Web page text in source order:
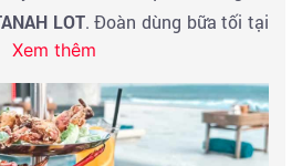
LOT. Đoàn dùng bữa tối tại
và trở về khách sạn tọa lạc tại
vực sầm uất và sôi động nhất ở
quán xá lúc nào cũng đông
lúc nào cũng tấp nập… đúng kiểu
Xem thêm